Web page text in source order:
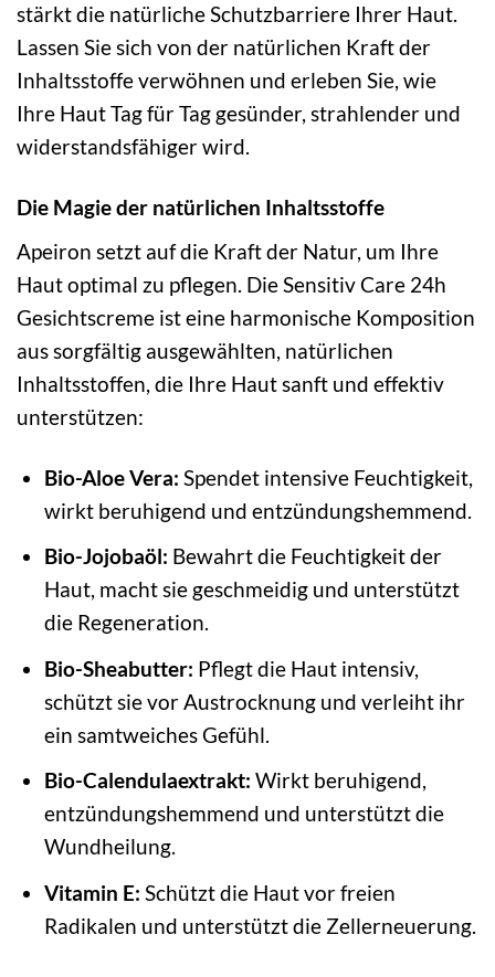
stärkt die natürliche Schutzbarriere Ihrer Haut.
Lassen Sie sich von der natürlichen Kraft der
Inhaltsstoffe verwöhnen und erleben Sie, wie
Ihre Haut Tag für Tag gesünder, strahlender und
widerstandsfähiger wird.
Die Magie der natürlichen Inhaltsstoffe
Apeiron setzt auf die Kraft der Natur, um Ihre
Haut optimal zu pflegen. Die Sensitiv Care 24h
Gesichtscreme ist eine harmonische Komposition
aus sorgfältig ausgewählten, natürlichen
Inhaltsstoffen, die Ihre Haut sanft und effektiv
unterstützen:
Bio-Aloe Vera: Spendet intensive Feuchtigkeit,
wirkt beruhigend und entzündungshemmend.
Bio-Jojobaöl: Bewahrt die Feuchtigkeit der
Haut, macht sie geschmeidig und unterstützt
die Regeneration.
Bio-Sheabutter: Pflegt die Haut intensiv,
schützt sie vor Austrocknung und verleiht ihr
ein samtweiches Gefühl.
Bio-Calendulaextrakt: Wirkt beruhigend,
entzündungshemmend und unterstützt die
Wundheilung.
Vitamin E: Schützt die Haut vor freien
Radikalen und unterstützt die Zellerneuerung.